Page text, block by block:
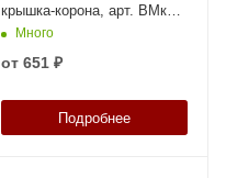
крышка-корона, арт. ВМк
25с с покрытием (Б), код:
Много
от 651 ₽
Подробнее